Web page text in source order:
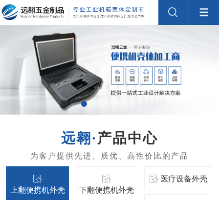
产品中心
上翻便携机外壳 下翻便携机外壳
医疗设备外壳